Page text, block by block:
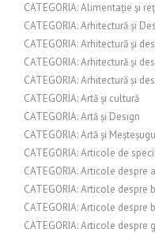
CATEGORIA: Alimentație și
CATEGORIA: Arhitectură și
CATEGORIA: Arhitectură și
CATEGORIA: Arhitectură și
CATEGORIA: Arhitectură și
CATEGORIA: Artă și cultură
CATEGORIA: Artă și Design
CATEGORIA: Artă și
CATEGORIA: Articole de
CATEGORIA: Articole despre
CATEGORIA: Articole despre
CATEGORIA: Articole despre
CATEGORIA: Articole despre